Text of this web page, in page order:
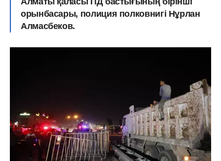
орынбасары, полиция полковнигі Нұрлан
Алмасбеков.